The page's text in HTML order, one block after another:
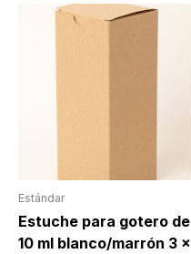
Estándar
Estuche para gotero de
10 ml blanco/marrón 3 x